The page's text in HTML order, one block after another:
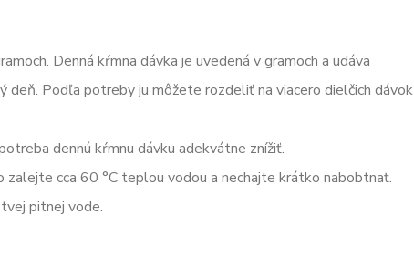
Denná kŕmna dávka je uvedená v gramoch a udáva
deň. Podľa potreby ju môžete rozdeliť na viacero dielčich dávok
dennú kŕmnu dávku adekvátne znížiť.
zalejte cca 60 °C teplou vodou a nechajte krátko nabobtnať.
pitnej vode.